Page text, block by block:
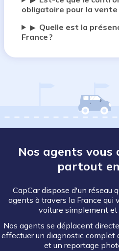
obligatoire pour la vente
▶ Quelle est la
France ?
Nos agents vous
partout
CapCar dispose d'un réseau
agents à travers la France qui
voiture simplement et
Nos agents se déplacent
effectuer un diagnostic complet
et un reportage